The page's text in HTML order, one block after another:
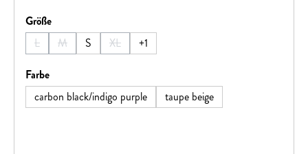
Find yourself, get lost.Hinweis: Fahrradspezifikationen
können ohne vorherige Ankündigung geändert werden.
Größeauswählen
L
(Diese Option ist zurzeit nicht verfügbar.)
M
(Diese Option ist zurzeit nicht verfügbar.)
S XL
(Diese Option ist zurzeit nicht verfügbar.)
+1
Farbeauswählen
carbon black/indigo purple
taupe beige